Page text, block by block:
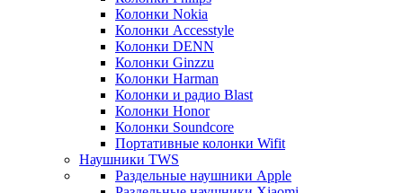
Колонки Nokia
Колонки Accesstyle
Колонки DENN
Колонки Ginzzu
Колонки Harman
Колонки и радио Blast
Колонки Honor
Колонки Soundcore
Портативные колонки Wifit
Наушники TWS
Раздельные наушники Apple